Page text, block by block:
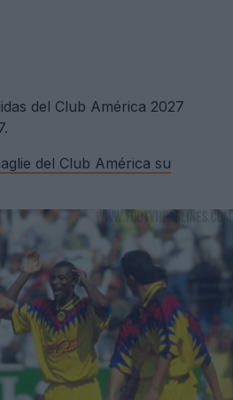
del Club América 2027
del Club América su